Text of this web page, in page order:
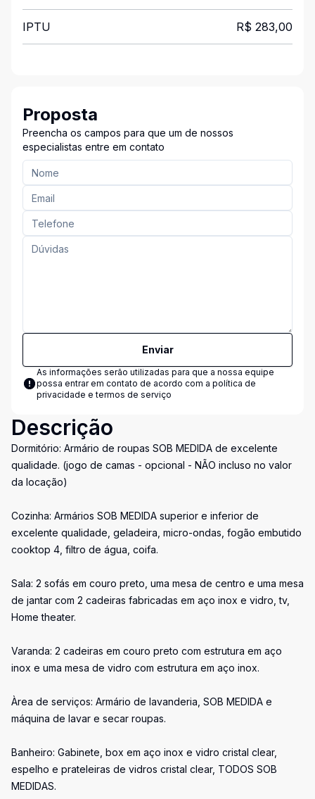
IPTU R$ 283,00
Proposta
Preencha os campos para que um de nossos
especialistas entre em contato
Enviar
As informações serão utilizadas para que a nossa equipe
possa entrar em contato de acordo com a política de
privacidade e termos de serviço
Descrição
Dormitório: Armário de roupas SOB MEDIDA de excelente
qualidade. (jogo de camas - opcional - NÃO incluso no valor
da locação)
Cozinha: Armários SOB MEDIDA superior e inferior de
excelente qualidade, geladeira, micro-ondas, fogão embutido
cooktop 4, filtro de água, coifa.
Sala: 2 sofás em couro preto, uma mesa de centro e uma mesa
de jantar com 2 cadeiras fabricadas em aço inox e vidro, tv,
Home theater.
Varanda: 2 cadeiras em couro preto com estrutura em aço
inox e uma mesa de vidro com estrutura em aço inox.
Àrea de serviços: Armário de lavanderia, SOB MEDIDA e
máquina de lavar e secar roupas.
Banheiro: Gabinete, box em aço inox e vidro cristal clear,
espelho e prateleiras de vidros cristal clear, TODOS SOB
MEDIDAS.